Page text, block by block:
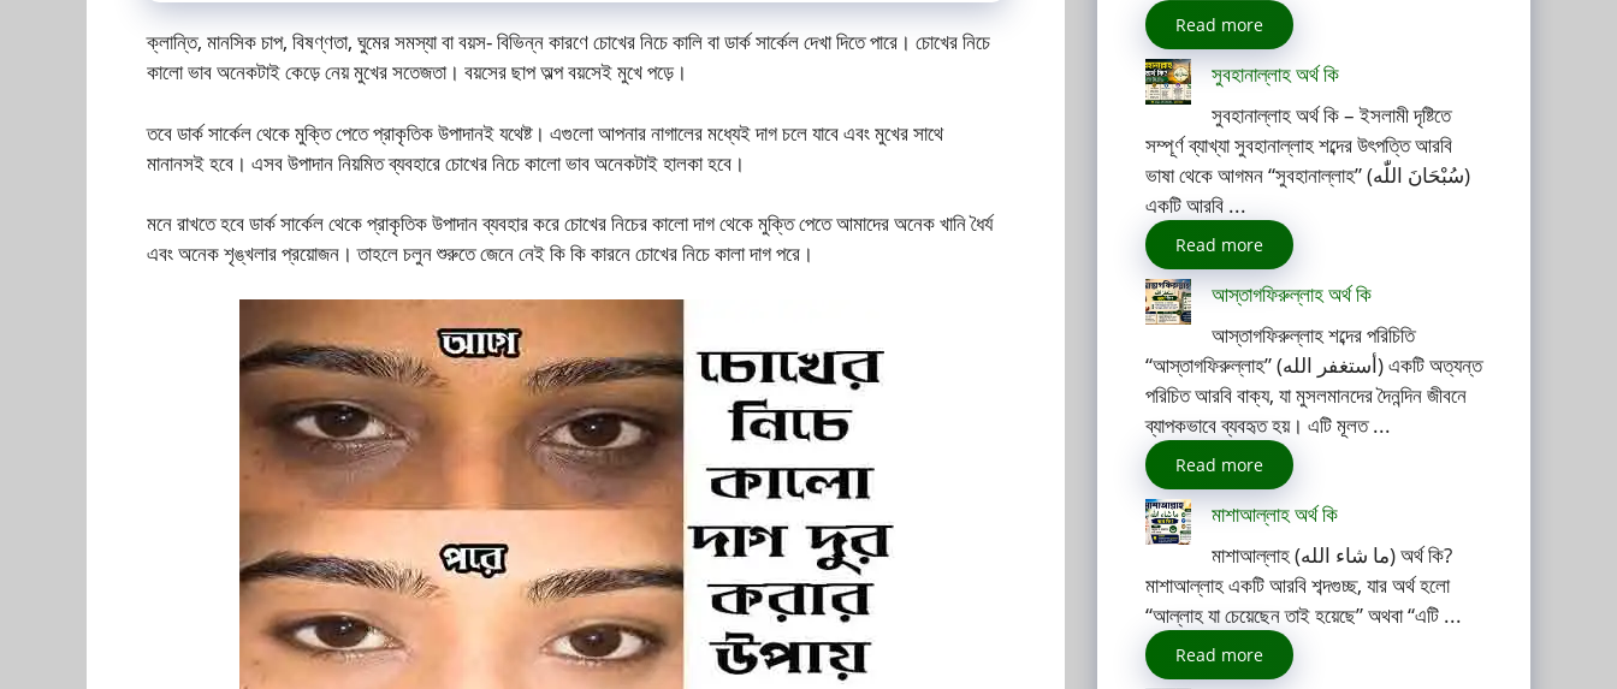
ক্লান্তি, মানসিক চাপ, বিষণ্ণতা, ঘুমের সমস্যা বা বয়স- বিভিন্ন কারণে চোখের নিচে কালি বা ডার্ক সার্কেল দেখা দিতে পারে। চোখের নিচে
কালো ভাব অনেকটাই কেড়ে নেয় মুখের সতেজতা। বয়সের ছাপ অল্প বয়সেই মুখে পড়ে।
তবে ডার্ক সার্কেল থেকে মুক্তি পেতে প্রাকৃতিক উপাদানই যথেষ্ট। এগুলো আপনার নাগালের মধ্যেই দাগ চলে যাবে এবং মুখের সাথে
মানানসই হবে। এসব উপাদান নিয়মিত ব্যবহারে চোখের নিচে কালো ভাব অনেকটাই হালকা হবে।
মনে রাখতে হবে ডার্ক সার্কেল থেকে প্রাকৃতিক উপাদান ব্যবহার করে চোখের নিচের কালো দাগ থেকে মুক্তি পেতে আমাদের অনেক খানি ধৈর্য
এবং অনেক শৃঙ্খলার প্রয়োজন। তাহলে চলুন শুরুতে জেনে নেই কি কি কারনে চোখের নিচে কালা দাগ পরে।
Read more
সুবহানাল্লাহ অর্থ কি
সুবহানাল্লাহ অর্থ কি – ইসলামী দৃষ্টিতে
সম্পূর্ণ ব্যাখ্যা সুবহানাল্লাহ শব্দের উৎপত্তি আরবি
ভাষা থেকে আগমন “সুবহানাল্লাহ” (سُبْحَانَ اللّٰه)
একটি আরবি ...
Read more
আস্তাগফিরুল্লাহ অর্থ কি
আস্তাগফিরুল্লাহ শব্দের পরিচিতি
“আস্তাগফিরুল্লাহ” (أستغفر الله) একটি অত্যন্ত
পরিচিত আরবি বাক্য, যা মুসলমানদের দৈনন্দিন জীবনে
ব্যাপকভাবে ব্যবহৃত হয়। এটি মূলত ...
Read more
মাশাআল্লাহ অর্থ কি
মাশাআল্লাহ (ما شاء الله) অর্থ কি?
মাশাআল্লাহ একটি আরবি শব্দগুচ্ছ, যার অর্থ হলো
“আল্লাহ যা চেয়েছেন তাই হয়েছে” অথবা “এটি ...
Read more